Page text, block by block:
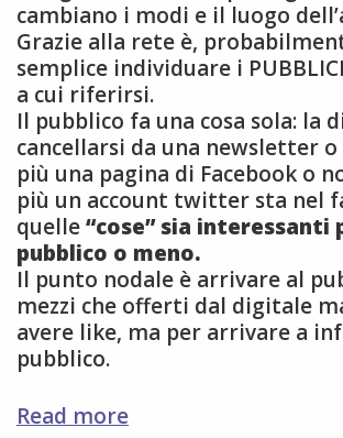
cambiano i modi e il luogo
Grazie alla rete è,
semplice individuare i
a cui riferirsi.
Il pubblico fa una cosa sola: la
cancellarsi da una newsletter
più una pagina di Facebook o
più un account twitter sta nel
quelle“cose” sia interessanti
pubblico o meno.
Il punto nodale è arrivare al
mezzi che offerti dal digitale
avere like, ma per arrivare a
pubblico.
Read moredigitale